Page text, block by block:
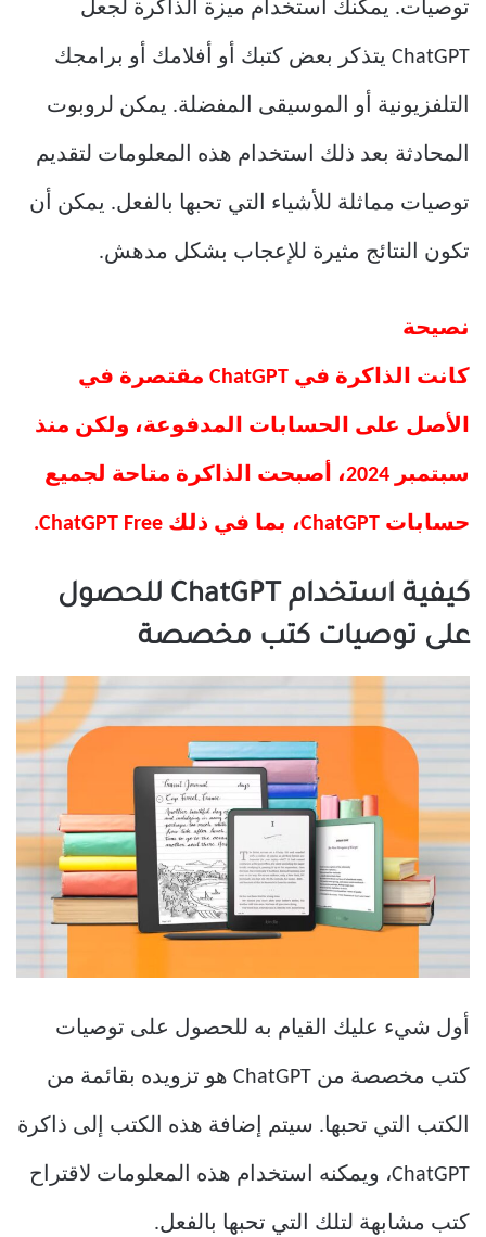
توصيات. يمكنك استخدام ميزة الذاكرة لجعل
ChatGPT يتذكر بعض كتبك أو أفلامك أو برامجك
التلفزيونية أو الموسيقى المفضلة. يمكن لروبوت
المحادثة بعد ذلك استخدام هذه المعلومات لتقديم
توصيات مماثلة للأشياء التي تحبها بالفعل. يمكن أن
تكون النتائج مثيرة للإعجاب بشكل مدهش.
نصيحة
كانت الذاكرة في ChatGPT مقتصرة في
الأصل على الحسابات المدفوعة، ولكن منذ
سبتمبر 2024، أصبحت الذاكرة متاحة لجميع
حسابات ChatGPT، بما في ذلك ChatGPT Free.
كيفية استخدام ChatGPT للحصول
على توصيات كتب مخصصة
أول شيء عليك القيام به للحصول على توصيات
كتب مخصصة من ChatGPT هو تزويده بقائمة من
الكتب التي تحبها. سيتم إضافة هذه الكتب إلى ذاكرة
ChatGPT، ويمكنه استخدام هذه المعلومات لاقتراح
كتب مشابهة لتلك التي تحبها بالفعل.